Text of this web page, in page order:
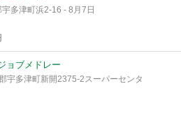
多津町浜2-16 - 8月7日
ョブメドレー
宇多津町新開2375-2スーパーセンタ